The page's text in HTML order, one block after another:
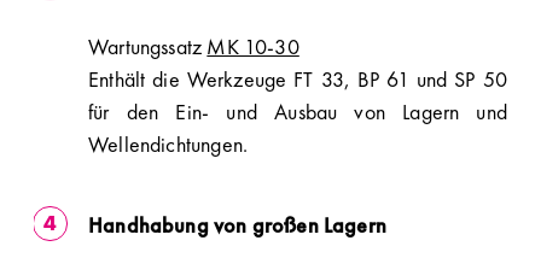
Wartungssatz MK 10-30
Enthält die Werkzeuge FT 33, BP 61 und SP 50
für den Ein- und Ausbau von Lagern und
Wellendichtungen.
Handhabung von großen Lagern